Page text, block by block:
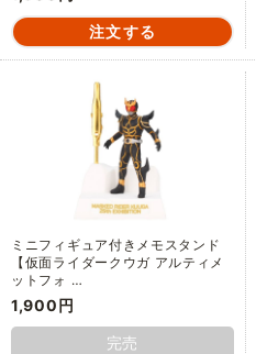
ミニフィギュア付きメモスタンド
【仮面ライダークウガ アルティメ
ットフォ …
1,900円
完売